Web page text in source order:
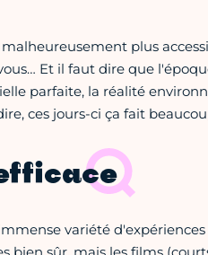
plus
Et il faut dire que
parfaite, la réalité
ces jours-ci ça fait
variété d'expériences